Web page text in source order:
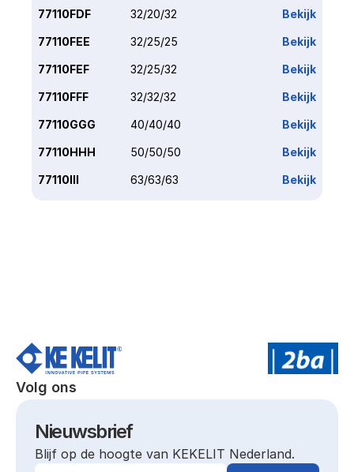
77110FDF 32/20/32 Bekijk
77110FEE 32/25/25 Bekijk
77110FEF 32/25/32 Bekijk
77110FFF 32/32/32 Bekijk
77110GGG 40/40/40 Bekijk
77110HHH 50/50/50 Bekijk
77110III 63/63/63 Bekijk
Volg ons
Nieuwsbrief
Blijf op de hoogte van KEKELIT Nederland.